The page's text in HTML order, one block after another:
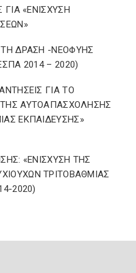
ΓΙΑ «ΕΝΙΣΧΥΣΗ
ΔΡΑΣΗ -ΝΕΟΦΥΗΣ
2014 – 2020)
ΓΙΑ ΤΟ
ΑΥΤΟΑΠΑΣΧΟΛΗΣΗΣ
ΕΚΠΑΙΔΕΥΣΗΣ»
«ΕΝΙΣΧΥΣΗ ΤΗΣ
ΤΡΙΤΟΒΑΘΜΙΑΣ
2020)